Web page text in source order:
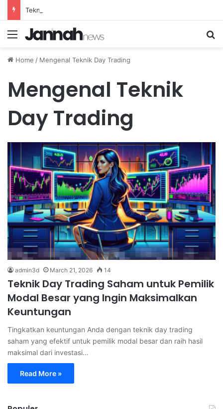
Menu
Home / Mengenal Teknik Day Trading
Mengenal Teknik
Day Trading
admin3d March 21, 2026 14
Teknik Day Trading Saham untuk Pemilik
Modal Besar yang Ingin Maksimalkan
Keuntungan
Tingkatkan keuntungan Anda dengan teknik day trading
saham yang efektif untuk pemilik modal besar dan raih hasil
maksimal dari investasi…
Read More »